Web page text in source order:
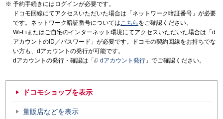
予約手続きにはログインが必要です。
ドコモ回線にてアクセスいただいた場合は「ネットワーク暗証番号」が必要
です。ネットワーク暗証番号についてはこちら をご確認ください。
Wi-Fiまたはご自宅のインターネット環境にてアクセスいただいた場合は「d
アカウントのID／パスワード」が必要です。ドコモの契約回線をお持ちでな
い方も、dアカウントの発行が可能です。
dアカウントの発行・確認は「
dアカウント発行 」でご確認ください。
ドコモショップを表示
量販店などを表示